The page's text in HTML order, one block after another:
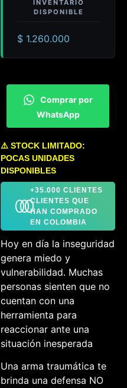
$ 1.260.000
Comprar por
WhatsApp
⚠️ STOCK LIMITADO:
POCAS UNIDADES
DISPONIBLES
+35.000 CLIENTES
CLIENTES QUE
HAN COMPRADO
EN COLOMBIA
Hoy en día la inseguridad
genera miedo y
vulnerabilidad. Muchas
personas sienten que no
cuentan con una
herramienta para
reaccionar ante una
situación inesperada
Una arma traumática te
brinda una defensa NO